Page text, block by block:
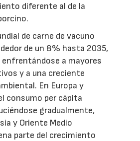
diferente al de la
de carne de vacuno
de un 8% hasta 2035,
enfrentándose a mayores
y a una creciente
En Europa y
consumo per cápita
gradualmente,
y Oriente Medio
parte del crecimiento